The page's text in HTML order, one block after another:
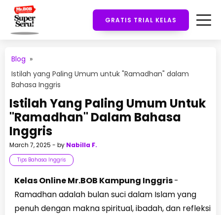
GRATIS TRIAL KELAS
Blog »
Istilah yang Paling Umum untuk "Ramadhan" dalam
Bahasa Inggris
Istilah Yang Paling Umum Untuk
"Ramadhan" Dalam Bahasa
Inggris
March 7, 2025 - by Nabilla F.
Tips Bahasa Inggris
Kelas Online Mr.BOB Kampung Inggris-
Ramadhan adalah bulan suci dalam Islam yang
penuh dengan makna spiritual, ibadah, dan refleksi